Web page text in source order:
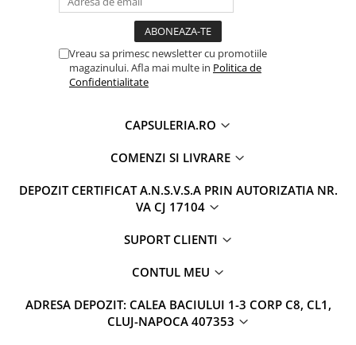
Vreau sa primesc newsletter cu promotiile
magazinului. Afla mai multe in Politica de
Confidentialitate
CAPSULERIA.RO
COMENZI SI LIVRARE
DEPOZIT CERTIFICAT A.N.S.V.S.A PRIN AUTORIZATIA NR.
VA CJ 17104
SUPORT CLIENTI
CONTUL MEU
ADRESA DEPOZIT: CALEA BACIULUI 1-3 CORP C8, CL1,
CLUJ-NAPOCA 407353